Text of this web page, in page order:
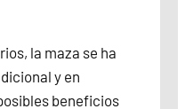
la maza se ha
y en
beneficios